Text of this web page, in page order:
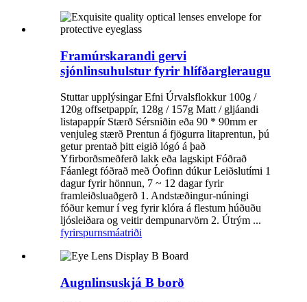
Framúrskarandi gervi
sjónlinsuhulstur fyrir hlífðargleraugu
Stuttar upplýsingar Efni Úrvalsflokkur 100g /
120g offsetpappír, 128g / 157g Matt / gljáandi
listapappír Stærð Sérsniðin eða 90 * 90mm er
venjuleg stærð Prentun á fjögurra litaprentun, þú
getur prentað þitt eigið lógó á það
Yfirborðsmeðferð lakk eða lagskipt Fóðrað
Fáanlegt fóðrað með Óofinn dúkur Leiðslutími 1
dagur fyrir hönnun, 7 ~ 12 dagar fyrir
framleiðsluaðgerð 1. Andstæðingur-núningi
fóður kemur í veg fyrir klóra á flestum húðuðu
ljósleiðara og veitir dempunarvörn 2. Útrým ...
fyrirspurnsmáatriði
Augnlinsuskjá B borð